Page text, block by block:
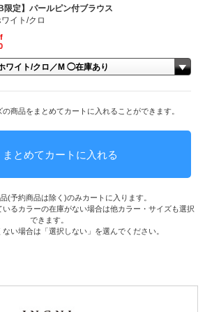
限定】パールピン付ブラウス
イト/クロ
商品をまとめてカートに入れることができます。
まとめてカートに入れる
(予約商品は除く)のみカートに入ります。
いるカラーの在庫がない場合は他カラー・サイズも選択
できます。
ない場合は「選択しない」を選んでください。